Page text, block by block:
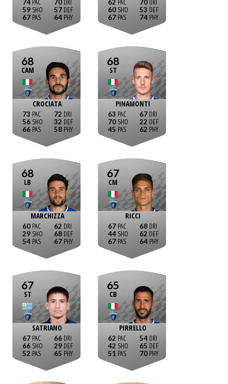
74
59
67
70
57
64
62
60
67
70
53
74
68
CAM
CROCIATA
73
56
66
72
32
58
68
ST
PINAMONTI
63
70
45
67
22
62
68
LB
MARCHIZZA
60
29
54
62
68
67
67
CM
RICCI
67
44
67
68
62
64
67
ST
SATRIANO
67
66
52
66
29
65
65
CB
PIRRELLO
62
42
51
54
65
70